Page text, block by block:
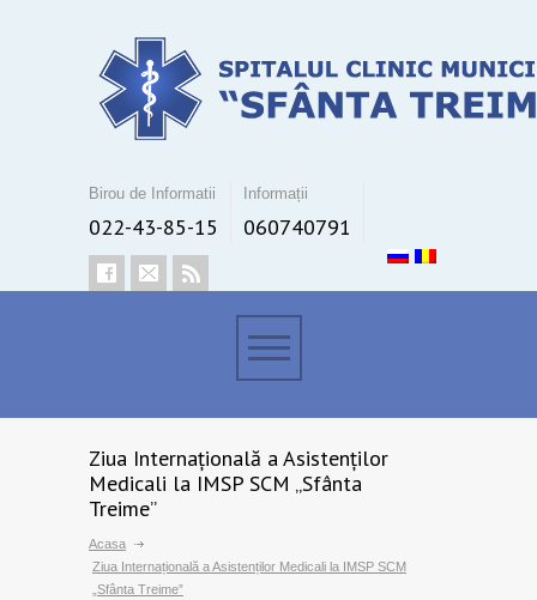
Birou de Informatii
022-43-85-15
Informații
060740791
Ziua Internațională a Asistenților
Medicali la IMSP SCM „Sfânta
Treime”
Acasa
Ziua Internațională a Asistenților Medicali la IMSP SCM
„Sfânta Treime”